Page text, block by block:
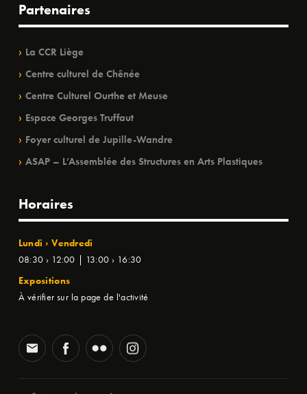
Partenaires
La CCR Liège
Centre culturel de Chênée
Centre Culturel Ourthe et Meuse
Espace Georges Truffaut
Foyer culturel de Jupille-Wandre
ASAP – L’Assemblée des Structures en Arts Plastiques
Horaires
Lundi › Vendredi
08:30 › 12:00 | 13:00 › 16:30
Expositions
À vérifier sur la page de l'activité